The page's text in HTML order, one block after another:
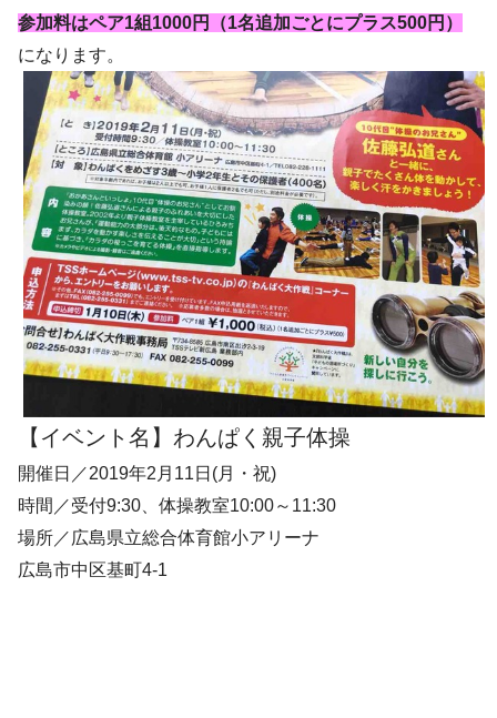
参加料はペア1組1000円（1名追加ごとにプラス500円）
になります。
【イベント名】わんぱく親子体操
開催日／2019年2月11日(月・祝)
時間／受付9:30、体操教室10:00～11:30
場所／広島県立総合体育館小アリーナ
広島市中区基町4-1